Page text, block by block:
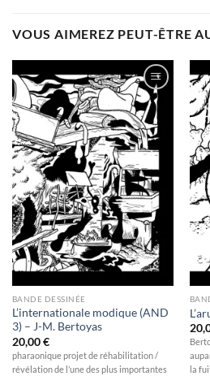
VOUS AIMEREZ PEUT-ÊTRE
Ajouter
à la
wishlist
BANDE DESSINÉE
L’internationale modique (AND
3) – J-M. Bertoyas
20,00€
pharaonique projet de réhabilitation /
révélation de l’une des plus importantes
la